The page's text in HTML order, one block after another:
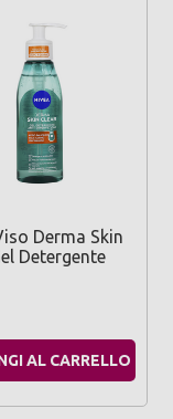
Derma Skin
Detergente
AL CARRELLO